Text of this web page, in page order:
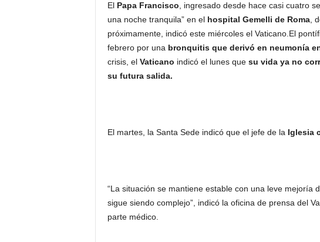
ElPapa Francisco , ingresado desde hace casi cuatro
una noche tranquila” en el hospital Gemelli de Roma,
próximamente, indicó este miércoles el Vaticano.El
febrero por una bronquitis que derivó en neumonía
crisis, elVaticano indicó el lunes que su vida ya no
su futura salida.
El martes, la Santa Sede indicó que el jefe de la Iglesia
“La situación se mantiene estable con una leve mejoría
sigue siendo complejo”, indicó la oficina de prensa del
parte médico.